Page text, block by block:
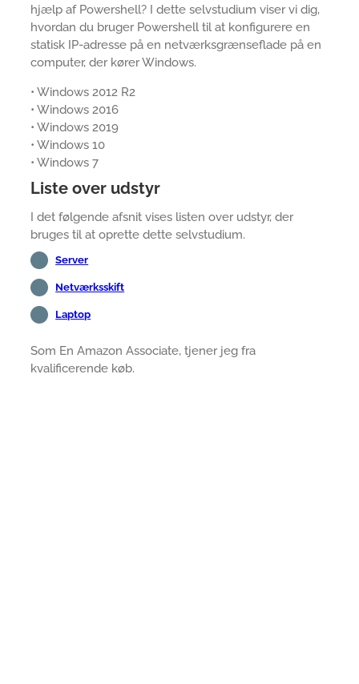
hjælp af Powershell? I dette selvstudium viser vi dig,
hvordan du bruger Powershell til at konfigurere en
statisk IP-adresse på en netværksgrænseflade på en
computer, der kører Windows.
• Windows 2012 R2
• Windows 2016
• Windows 2019
• Windows 10
• Windows 7
Liste over udstyr
I det følgende afsnit vises listen over udstyr, der
bruges til at oprette dette selvstudium.
Server
Netværksskift
Laptop
Som En Amazon Associate, tjener jeg fra
kvalificerende køb.